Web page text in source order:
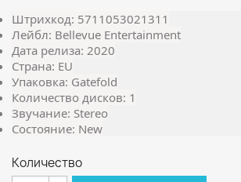
Штрихкод: 5711053021311
Лейбл: Bellevue Entertainment
Дата релиза: 2020
Страна: EU
Упаковка: Gatefold
Количество дисков: 1
Звучание: Stereo
Состояние: New
Количество